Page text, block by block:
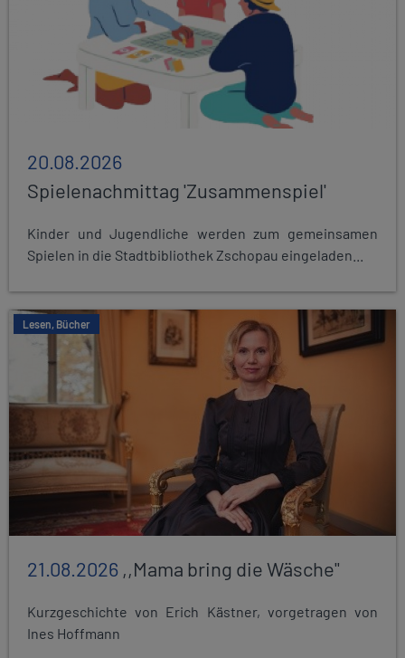
20.08.2026
Spielenachmittag 'Zusammenspiel'
Kinder und Jugendliche werden zum gemeinsamen
Spielen in die Stadtbibliothek Zschopau eingeladen...
Lesen, Bücher
21.08.2026 ,,Mama bring die Wäsche"
Kurzgeschichte von Erich Kästner, vorgetragen von
Ines Hoffmann